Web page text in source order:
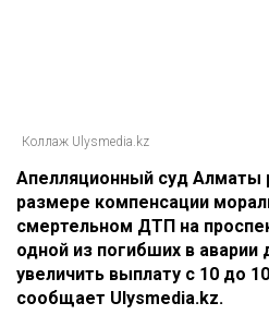
Коллаж Ulysmedia.kz
Апелляционный суд Алматы
размере компенсации
смертельном ДТП на
одной из погибших в аварии
увеличить выплату с 10 до
сообщает Ulysmedia.kz.